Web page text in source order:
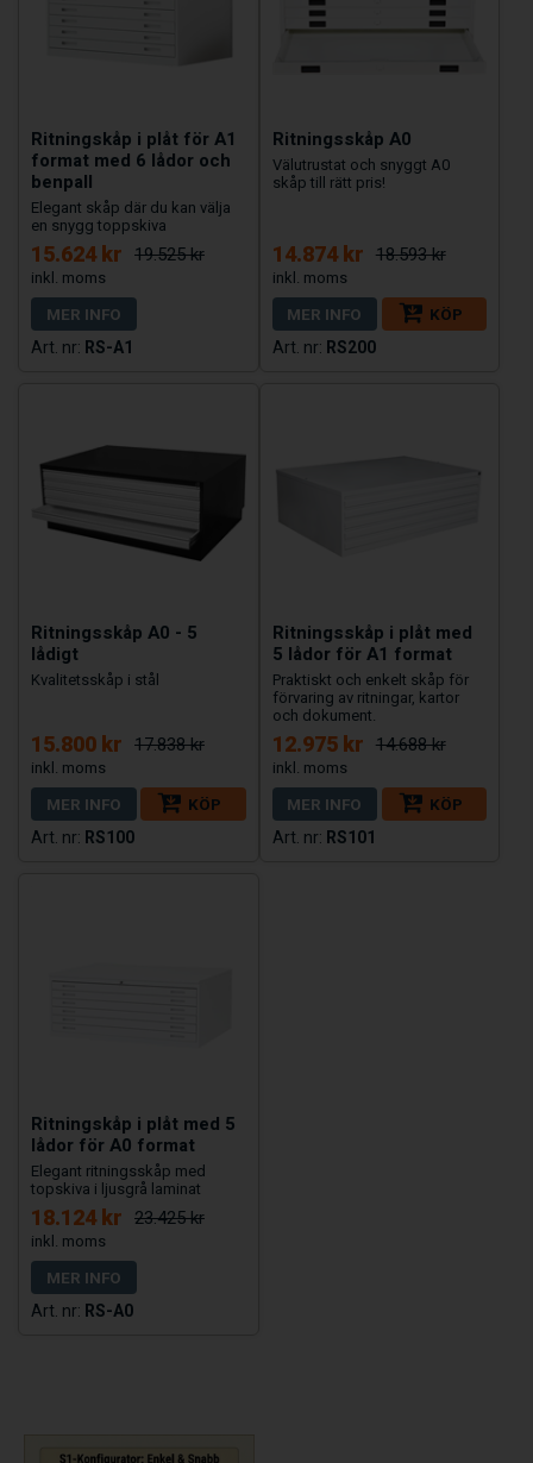
Ritningskåp i plåt för A1
format med 6 lådor och
benpall
Elegant skåp där du kan välja
en snygg toppskiva
15.624 kr 19.525 kr
MER INFO
RS-A1
Ritningsskåp A0
Välutrustat och snyggt A0
skåp till rätt pris!
14.874 kr 18.593 kr
MER INFO
KÖP
RS200
Ritningsskåp A0 - 5
lådigt
Kvalitetsskåp i stål
15.800 kr 17.838 kr
MER INFO
KÖP
RS100
Ritningsskåp i plåt med
5 lådor för A1 format
Praktiskt och enkelt skåp för
förvaring av ritningar, kartor
och dokument.
12.975 kr 14.688 kr
MER INFO
KÖP
RS101
Ritningskåp i plåt med 5
lådor för A0 format
Elegant ritningsskåp med
topskiva i ljusgrå laminat
18.124 kr 23.425 kr
MER INFO
RS-A0